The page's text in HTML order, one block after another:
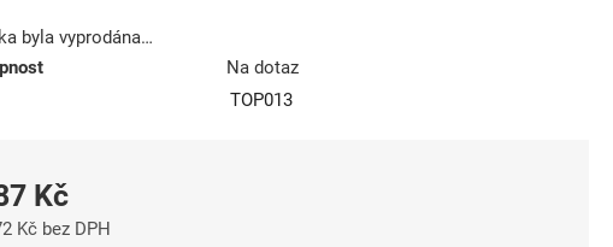
byla vyprodána…
Na dotaz
TOP013
Kč
Kč bez DPH